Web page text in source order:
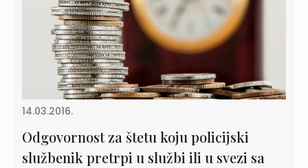
14.03.2016.
Odgovornost za štetu koju policijski
službenik pretrpi u službi ili u svezi sa